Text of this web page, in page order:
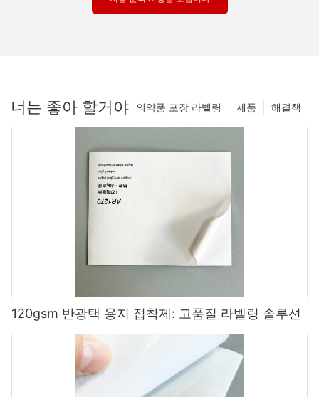
너는 좋아 할거야 해결책
제품
의약품 포장 라벨링
120gsm 반광택 용지 접착제: 고품질 라벨링 솔루션